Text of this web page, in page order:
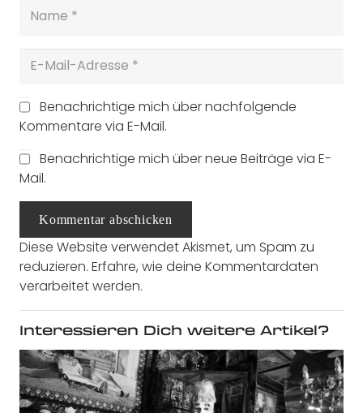
Benachrichtige mich über nachfolgende
Kommentare via E-Mail.
Benachrichtige mich über neue Beiträge via E-
Mail.
Kommentar abschicken
Diese Website verwendet Akismet, um Spam zu
reduzieren. Erfahre, wie deine Kommentardaten
verarbeitet werden.
Interessieren Dich weitere Artikel?